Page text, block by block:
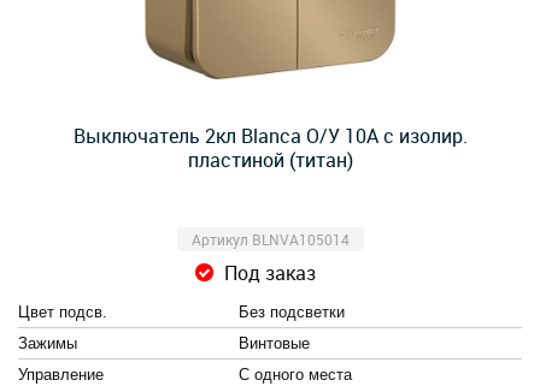
Выключатель 2кл Blanca О/У 10А с изолир.
пластиной (титан)
Артикул BLNVA105014
Под заказ
Цвет подсв.
Без подсветки
Зажимы
Винтовые
Управление
С одного места